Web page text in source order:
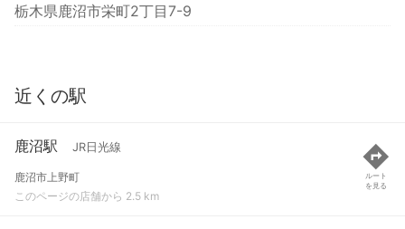
栃木県鹿沼市栄町2丁目7-9
近くの駅
鹿沼駅 JR日光線
鹿沼市上野町
このページの店舗から 2.5 km
ルート
を見る